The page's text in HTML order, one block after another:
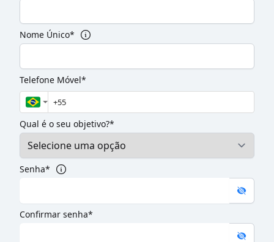
Nome Único*
Telefone Móvel*
Qual é o seu objetivo?*
Senha*
Confirmar senha*